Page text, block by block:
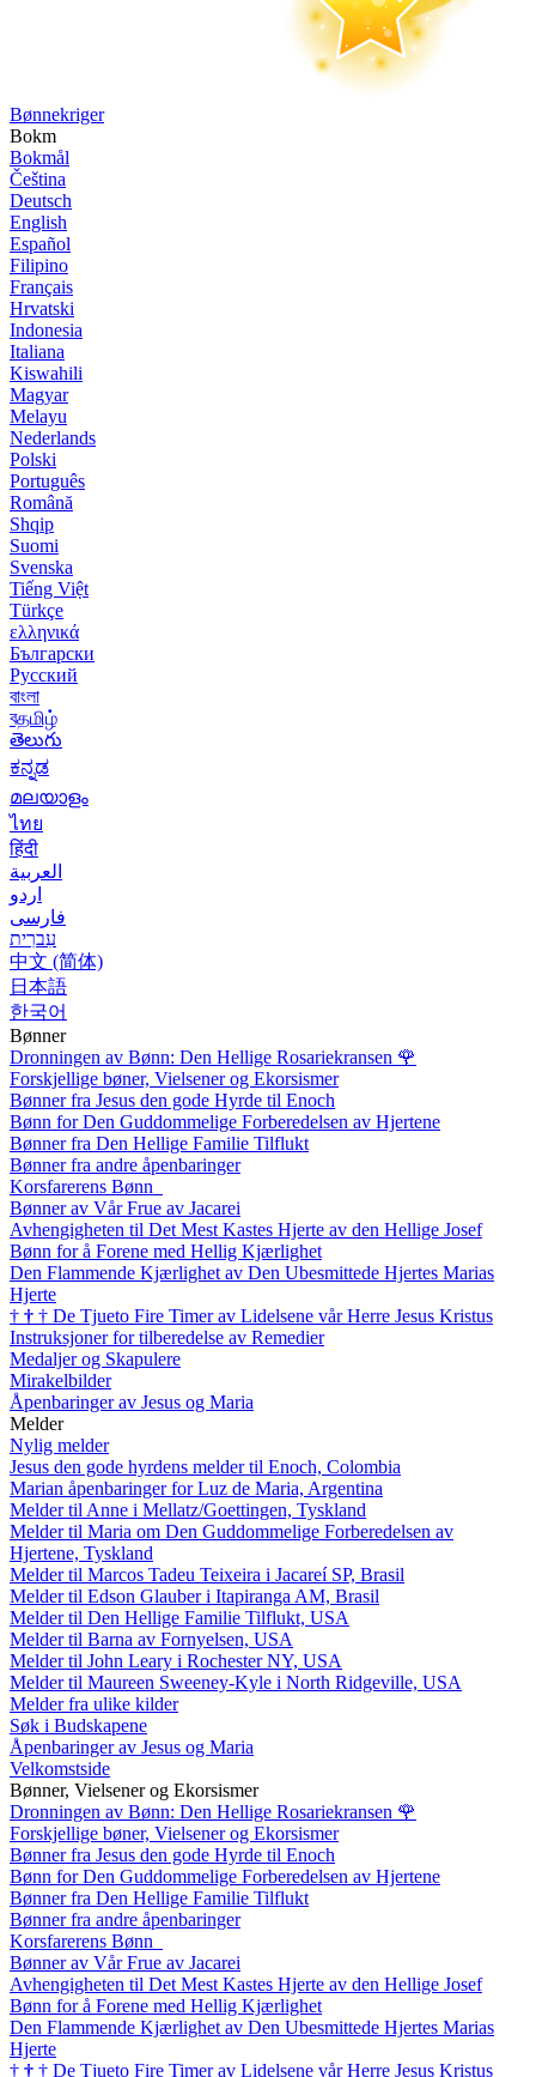
Bønne­kriger
Bokm
Bokmål
Čeština
Deutsch
English
Español
Filipino
Français
Hrvatski
Indonesia
Italiana
Kiswahili
Magyar
Melayu
Nederlands
Polski
Português
Română
Shqip
Suomi
Svenska
Tiếng Việt
Türkçe
ελληνικά
Български
Русский
বাংলা
বதமிழ்
తెలుగు
ಕನ್ನಡ
മലയാളം
ไทย
हिंदी
العربية
اردو
فارسی
עִברִית
中文 (简体)
日本語
한국어
Bønner
Dronningen av Bønn: Den Hellige Rosariekransen 🌹
Forskjellige bøner, Vielsener og Ekorsismer
Bønner fra Jesus den gode Hyrde til Enoch
Bønn for Den Guddommelige Forberedelsen av Hjertene
Bønner fra Den Hellige Familie Tilflukt
Bønner fra andre åpenbaringer
Korsfarerens Bønn
Bønner av Vår Frue av Jacarei
Avhengigheten til Det Mest Kastes Hjerte av den Hellige Josef
Bønn for å Forene med Hellig Kjærlighet
Den Flammende Kjærlighet av Den Ubesmittede Hjertes Marias
Hjerte
† † † De Tjueto Fire Timer av Lidelsene vår Herre Jesus Kristus
Instruksjoner for tilberedelse av Remedier
Medaljer og Skapulere
Mirakelbilder
Åpenbaringer av Jesus og Maria
Melder
Nylig melder
Jesus den gode hyrdens melder til Enoch, Colombia
Marian åpenbaringer for Luz de Maria, Argentina
Melder til Anne i Mellatz/Goettingen, Tyskland
Melder til Maria om Den Guddommelige Forberedelsen av
Hjertene, Tyskland
Melder til Marcos Tadeu Teixeira i Jacareí SP, Brasil
Melder til Edson Glauber i Itapiranga AM, Brasil
Melder til Den Hellige Familie Tilflukt, USA
Melder til Barna av Fornyelsen, USA
Melder til John Leary i Rochester NY, USA
Melder til Maureen Sweeney-Kyle i North Ridgeville, USA
Melder fra ulike kilder
Søk i Budskapene
Åpenbaringer av Jesus og Maria
Velkomstside
Bønner, Vielsener og Ekorsismer
Dronningen av Bønn: Den Hellige Rosariekransen 🌹
Forskjellige bøner, Vielsener og Ekorsismer
Bønner fra Jesus den gode Hyrde til Enoch
Bønn for Den Guddommelige Forberedelsen av Hjertene
Bønner fra Den Hellige Familie Tilflukt
Bønner fra andre åpenbaringer
Korsfarerens Bønn
Bønner av Vår Frue av Jacarei
Avhengigheten til Det Mest Kastes Hjerte av den Hellige Josef
Bønn for å Forene med Hellig Kjærlighet
Den Flammende Kjærlighet av Den Ubesmittede Hjertes Marias
Hjerte
† † † De Tjueto Fire Timer av Lidelsene vår Herre Jesus Kristus